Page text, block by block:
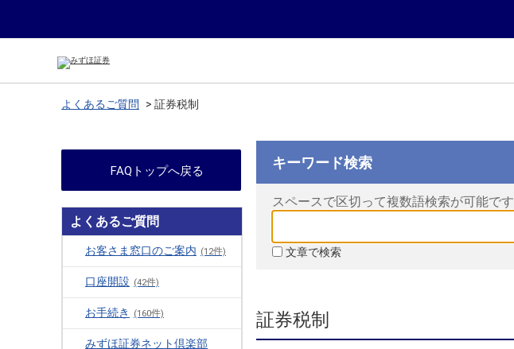
よくあるご質問 > 証券税制
FAQトップへ戻る
よくあるご質問
お客さま窓口のご案内 (12件)
口座開設 (42件)
お手続き (160件)
みずほ証券ネット倶楽部
キーワード検索
スペースで区切って複数語検索が可能です
文章で検索
証券税制